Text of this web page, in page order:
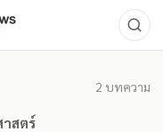
2 บทความ
สตร์